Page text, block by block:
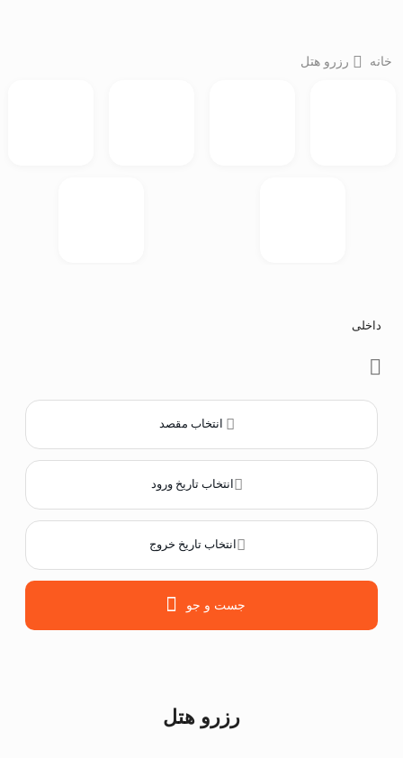
خانه رزرو هتل
داخلی
انتخاب مقصد
انتخاب تاریخ ورود
انتخاب تاریخ خروج
جست و جو
رزرو هتل